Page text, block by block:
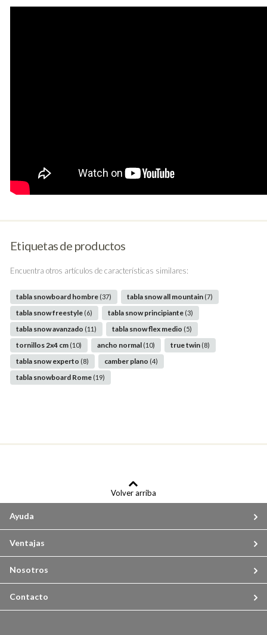
Etiquetas de productos
Encuentra otros artículos de características similares:
tabla snowboard hombre (37) tabla snow all mountain (7)
tabla snow freestyle (6) tabla snow principiante (3)
tabla snow avanzado (11) tabla snow flex medio (5)
tornillos 2x4 cm (10) ancho normal (10) true twin (8)
tabla snow experto (8) camber plano (4)
tabla snowboard Rome (19)
Volver arriba
Ayuda
Ventajas
Nosotros
Contacto